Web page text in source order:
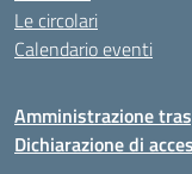
Le circolari
Calendario eventi
Amministrazione
Dichiarazione di